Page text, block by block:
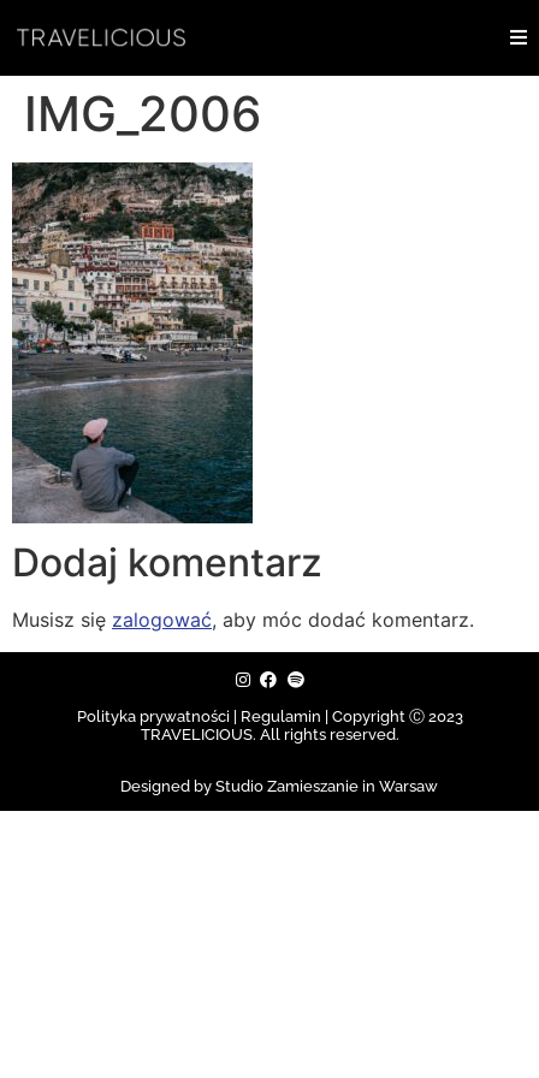
IMG_2006
Dodaj komentarz
Musisz się zalogować, aby móc dodać komentarz.
Polityka prywatności | Regulamin | Copyright Ⓒ 2023
TRAVELICIOUS. All rights reserved.
Designed by Studio Zamieszanie in Warsaw